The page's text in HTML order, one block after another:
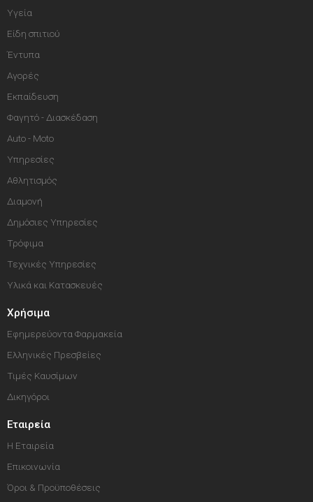
Υγεία
Είδη σπιτιού
Έντυπα
Αγορές
Εκπαίδευση
Φαγητό - Διασκέδαση
Auto - Moto
Υπηρεσίες
Αθλητισμός
Διαμονή
Δημόσιες Υπηρεσίες
Τρόφιμα
Τεχνικές Υπηρεσίες
Υλικά και Κατασκευές
Χρήσιμα
Εφημερεύοντα Φαρμακεία
Ελληνικές Πρεσβείες
Τιμές Καυσίμων
Δικηγόροι
Εταιρεία
Η Εταιρεία
Επικοινωνία
Όροι & Προϋποθέσεις